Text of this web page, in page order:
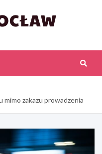
mimo zakazu prowadzenia